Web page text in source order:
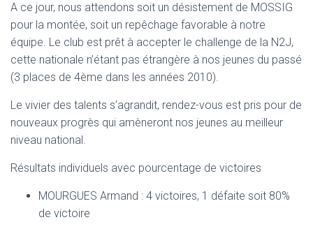
A ce jour, nous attendons soit un désistement de MOSSIG
pour la montée, soit un repêchage favorable à notre
équipe. Le club est prêt à accepter le challenge de la N2J,
cette nationale n’étant pas étrangère à nos jeunes du passé
(3 places de 4ème dans les années 2010).
Le vivier des talents s’agrandit, rendez-vous est pris pour de
nouveaux progrès qui amèneront nos jeunes au meilleur
niveau national.
Résultats individuels avec pourcentage de victoires
MOURGUES Armand : 4 victoires, 1 défaite soit 80%
de victoire